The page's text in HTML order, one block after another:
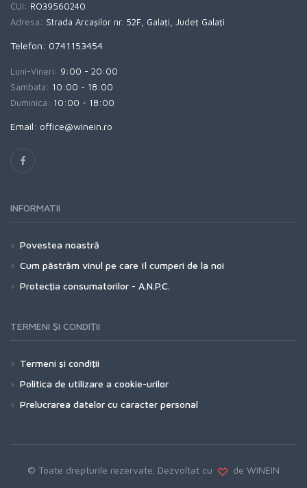
CUI: RO39560240
Adresa: Strada Arcaşilor nr. 52F, Galaţi, Judeţ Galaţi
Telefon: 0741153454
Luni-Vineri: 9:00 - 20:00
Sambata: 10:00 - 18:00
Duminica: 10:00 - 18:00
Email: office@winein.ro
INFORMATII
Povestea noastră
Cum păstrăm vinul pe care îl cumperi de la noi
Protecţia consumatorilor - A.N.P.C.
TERMENI ŞI CONDIŢII
Termeni şi condiţii
Politica de utilizare a cookie-urilor
Prelucrarea datelor cu caracter personal
© Toate drepturile rezervate. Dezvoltat cu de WINEIN